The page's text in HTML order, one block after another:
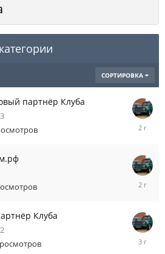
СОРТИРОВКА
партнёр Клуба
Ноябрь
Январь
Клуба
Октябрь